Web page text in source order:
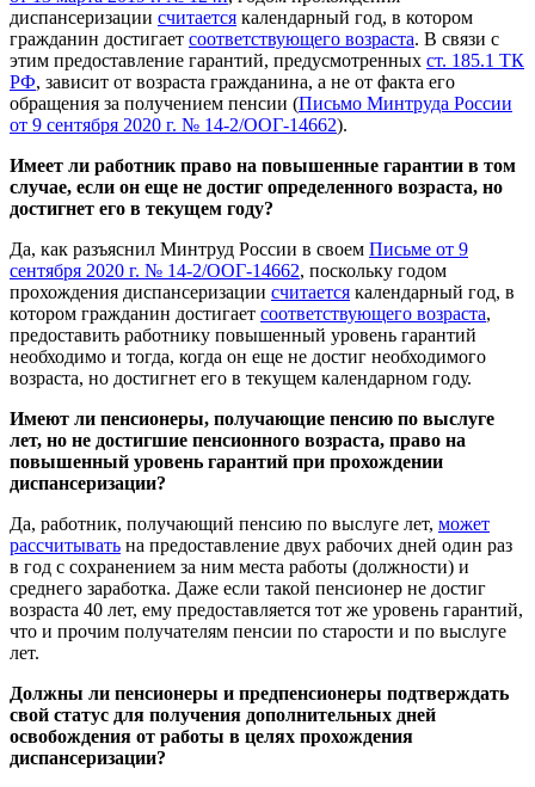
диспансеризации считается календарный год, в котором
гражданин достигает соответствующего возраста. В связи с
этим предоставление гарантий, предусмотренных ст. 185.1 ТК
РФ, зависит от возраста гражданина, а не от факта его
обращения за получением пенсии (Письмо Минтруда России
от 9 сентября 2020 г. № 14-2/ООГ-14662).
Имеет ли работник право на повышенные гарантии в том
случае, если он еще не достиг определенного возраста, но
достигнет его в текущем году?
Да, как разъяснил Минтруд России в своем Письме от 9
сентября 2020 г. № 14-2/ООГ-14662, поскольку годом
прохождения диспансеризации считается календарный год, в
котором гражданин достигает соответствующего возраста,
предоставить работнику повышенный уровень гарантий
необходимо и тогда, когда он еще не достиг необходимого
возраста, но достигнет его в текущем календарном году.
Имеют ли пенсионеры, получающие пенсию по выслуге
лет, но не достигшие пенсионного возраста, право на
повышенный уровень гарантий при прохождении
диспансеризации?
Да, работник, получающий пенсию по выслуге лет, может
рассчитывать на предоставление двух рабочих дней один раз
в год с сохранением за ним места работы (должности) и
среднего заработка. Даже если такой пенсионер не достиг
возраста 40 лет, ему предоставляется тот же уровень гарантий,
что и прочим получателям пенсии по старости и по выслуге
лет.
Должны ли пенсионеры и предпенсионеры подтверждать
свой статус для получения дополнительных дней
освобождения от работы в целях прохождения
диспансеризации?